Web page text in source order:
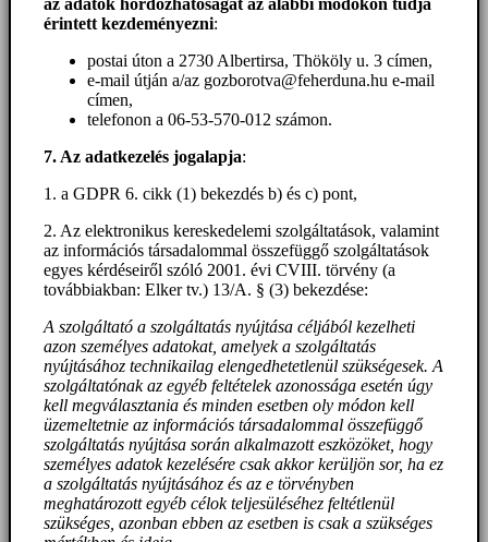
érintett kezdeményezni:
postai úton a 2730 Albertirsa, Thököly u. 3 címen,
e-mail útján a/az gozborotva@feherduna.hu e-mail
címen,
telefonon a 06-53-570-012 számon.
7. Az adatkezelés jogalapja:
1. a GDPR 6. cikk (1) bekezdés b) és c) pont,
2. Az elektronikus kereskedelemi szolgáltatások, valamint
az információs társadalommal összefüggő szolgáltatások
egyes kérdéseiről szóló 2001. évi CVIII. törvény (a
továbbiakban: Elker tv.) 13/A. § (3) bekezdése:
A szolgáltató a szolgáltatás nyújtása céljából kezelheti
azon személyes adatokat, amelyek a szolgáltatás
nyújtásához technikailag elengedhetetlenül szükségesek. A
szolgáltatónak az egyéb feltételek azonossága esetén úgy
kell megválasztania és minden esetben oly módon kell
üzemeltetnie az információs társadalommal összefüggő
szolgáltatás nyújtása során alkalmazott eszközöket, hogy
személyes adatok kezelésére csak akkor kerüljön sor, ha ez
a szolgáltatás nyújtásához és az e törvényben
meghatározott egyéb célok teljesüléséhez feltétlenül
szükséges, azonban ebben az esetben is csak a szükséges